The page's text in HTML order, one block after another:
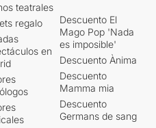
teatrales
regalo
en
Descuento El
Mago Pop 'Nada
es imposible'
Descuento Ànima
Descuento
Mamma mia
Descuento
Germans de sang